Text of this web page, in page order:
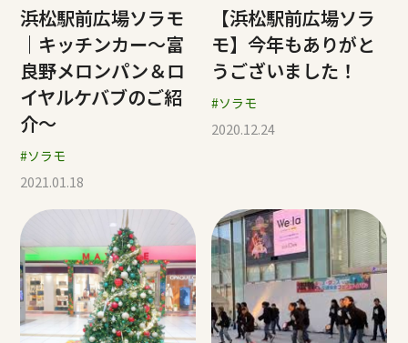
浜松駅前広場ソラモ
｜キッチンカー～富
良野メロンパン＆ロ
イヤルケバブのご紹
介～
#ソラモ
2021.01.18
【浜松駅前広場ソラ
モ】今年もありがと
うございました！
#ソラモ
2020.12.24